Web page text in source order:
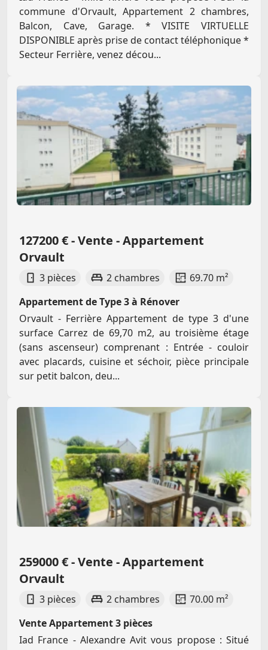
commune d'Orvault, Appartement 2 chambres,
Balcon, Cave, Garage. * VISITE VIRTUELLE
DISPONIBLE après prise de contact téléphonique *
Secteur Ferrière, venez décou...
127200 € - Vente - Appartement
Orvault
3 pièces 2 chambres
69.70 m²
Appartement de Type 3 à Rénover
Orvault - Ferrière Appartement de type 3 d'une
surface Carrez de 69,70 m2, au troisième étage
(sans ascenseur) comprenant : Entrée - couloir
avec placards, cuisine et séchoir, pièce principale
sur petit balcon, deu...
259000 € - Vente - Appartement
Orvault
3 pièces 2 chambres
70.00 m²
Vente Appartement 3 pièces
Iad France - Alexandre Avit vous propose : Situé